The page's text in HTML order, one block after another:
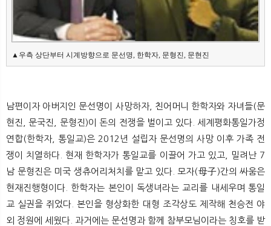
▲우측 상단부터 시계방향으로 문선명, 한학자, 문형진, 문현진
남편이자 아버지인 문선명이 사망하자, 친어머니 한학자와 자녀들(문
현진, 문국진, 문형진)이 돈의 전쟁을 벌이고 있다. 세계평화통일가정
연합(한학자, 통일교)은 2012년 설립자 문선명의 사망 이후 가족 전
쟁이 치열하다. 현재 한학자가 통일교를 이끌어 가고 있고, 밀려난 7
남 문형진은 미국 생츄어리처치를 맡고 있다. 모자(母子)간의 싸움은
현재진행형이다. 한학자는 본인이 독생녀라는 교리를 내세우며 통일
교 실권을 쥐었다. 본인을 형상화한 대형 조각상도 제작해 천승전 야
외 정원에 세웠다. 과거에는 문선명과 함께 참부모님이라는 칭호를 받